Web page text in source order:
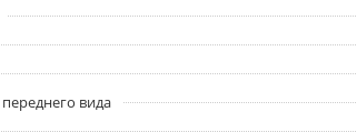
вида